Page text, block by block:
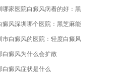
哪家医院白癜风病看的好：黑
癜风深圳哪个医院：黑芝麻能
市白癜风的医院：轻度白癜风
白癜风为什么会扩散
白癜风症状是什么